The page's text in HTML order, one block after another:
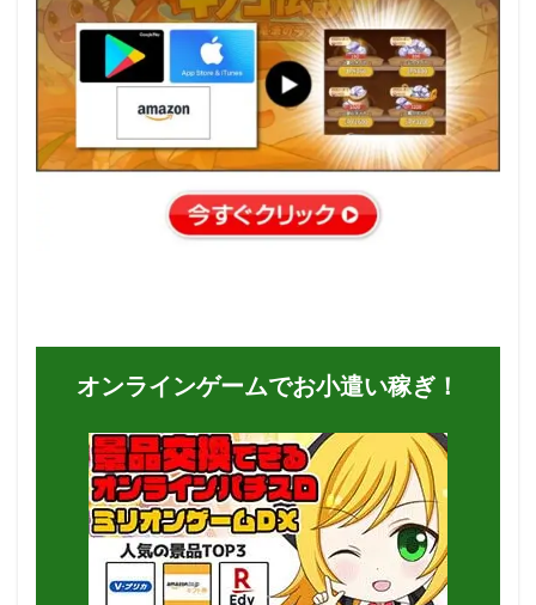
オンラインゲームでお小遣い稼ぎ！